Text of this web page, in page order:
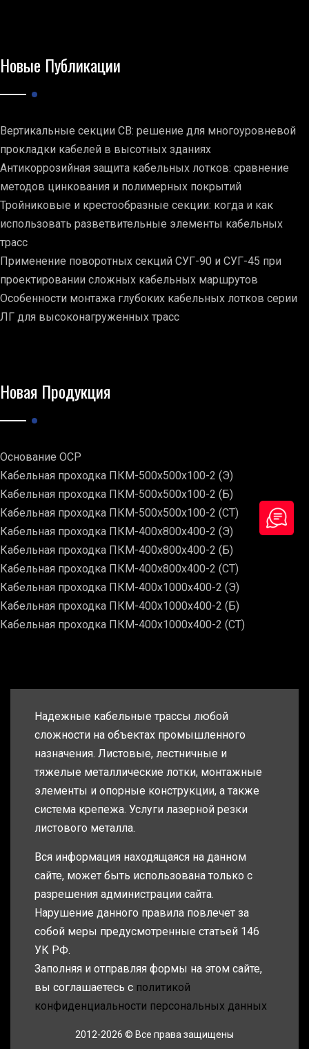
Новые Публикации
Вертикальные секции СВ: решение для многоуровневой
прокладки кабелей в высотных зданиях
Антикоррозийная защита кабельных лотков: сравнение
методов цинкования и полимерных покрытий
Тройниковые и крестообразные секции: когда и как
использовать разветвительные элементы кабельных
трасс
Применение поворотных секций СУГ-90 и СУГ-45 при
проектировании сложных кабельных маршрутов
Особенности монтажа глубоких кабельных лотков серии
ЛГ для высоконагруженных трасс
Новая Продукция
Основание ОСР
Кабельная проходка ПКМ-500х500х100-2 (Э)
Кабельная проходка ПКМ-500х500х100-2 (Б)
Кабельная проходка ПКМ-500х500х100-2 (СТ)
Кабельная проходка ПКМ-400х800х400-2 (Э)
Кабельная проходка ПКМ-400х800х400-2 (Б)
Кабельная проходка ПКМ-400х800х400-2 (СТ)
Кабельная проходка ПКМ-400х1000х400-2 (Э)
Кабельная проходка ПКМ-400х1000х400-2 (Б)
Кабельная проходка ПКМ-400х1000х400-2 (СТ)
Надежные кабельные трассы любой
сложности на объектах промышленного
назначения. Листовые, лестничные и
тяжелые металлические лотки, монтажные
элементы и опорные конструкции, а также
система крепежа. Услуги лазерной резки
листового металла.
Вся информация находящаяся на данном
сайте, может быть использована только с
разрешения администрации сайта.
Нарушение данного правила повлечет за
собой меры предусмотренные статьей 146
УК РФ.
Заполняя и отправляя формы на этом сайте,
вы соглашаетесь с политикой
конфиденциальности персональных данных
2012-2026 © Все права защищены